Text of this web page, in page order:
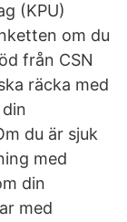
(KPU)
om du
från CSN
räcka med
du är sjuk
med
din
med